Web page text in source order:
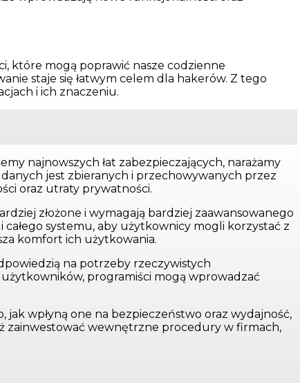
które mogą poprawić nasze codzienne
staje się łatwym celem dla hakerów. Z tego
i ich znaczeniu.
najnowszych łat zabezpieczających, narażamy
danych jest zbieranych i przechowywanych przez
oraz utraty prywatności.
złożone i wymagają bardziej zaawansowanego
systemu, aby użytkownicy mogli korzystać z
komfort ich użytkowania.
na potrzeby rzeczywistych
programiści mogą wprowadzać
wpłyną one na bezpieczeństwo oraz wydajność,
zainwestować wewnętrzne procedury w firmach,